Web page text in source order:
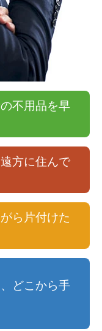
不用品を早
方に住んで
ら片付けた
どこから手